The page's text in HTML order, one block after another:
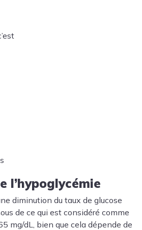
l’hypoglycémie
diminution du taux de glucose
de ce qui est considéré comme
mg/dL, bien que cela dépende de